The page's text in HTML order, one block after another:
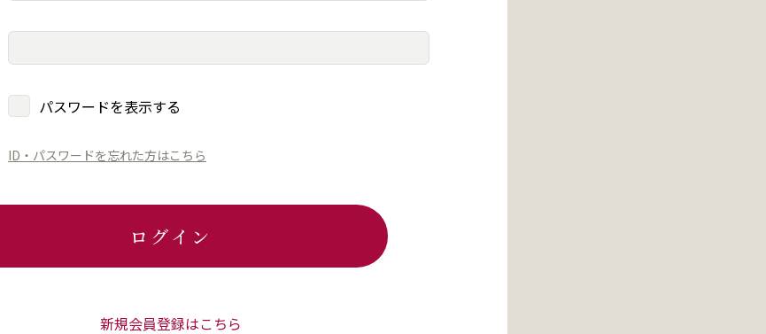
パスワードを表示する
ID・パスワードを忘れた方はこちら
ログイン
新規会員登録はこちら